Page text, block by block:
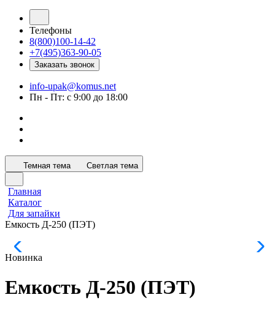
Телефоны
8(800)100-14-42
+7(495)363-90-05
Заказать звонок
info-upak@komus.net
Пн - Пт: с 9:00 до 18:00
Темная тема Светлая тема
Главная
Каталог
Для запайки
Емкость Д-250 (ПЭТ)
Новинка
Емкость Д-250 (ПЭТ)